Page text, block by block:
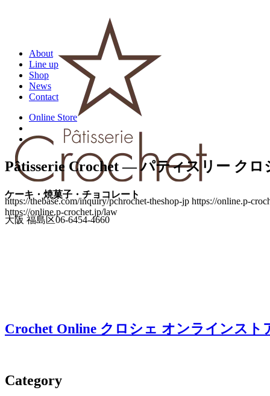
https://thebase.com/inquiry/pchrochet-theshop-jp https://online.p-
https://online.p-crochet.jp/law
About
Line up
Shop
News
Contact
Online Store
Pâtisserie Crochet ― パティスリー ク
ケーキ・焼菓子・チョコレート
大阪 福島区06-6454-4660
Crochet Online クロシェ オンラインスト
Category